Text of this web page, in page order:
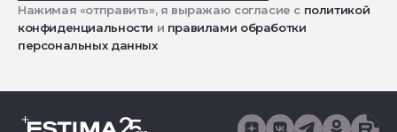
Нажимая «отправить», я выражаю согласие с политикой
конфиденциальности и правилами обработки
персональных данных